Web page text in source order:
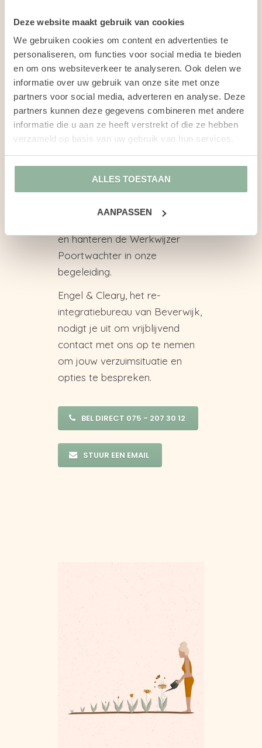
Deze website maakt gebruik van cookies
We gebruiken cookies om content en advertenties te
personaliseren, om functies voor social media te bieden
en om ons websiteverkeer te analyseren. Ook delen we
informatie over uw gebruik van onze site met onze
partners voor social media, adverteren en analyse. Deze
partners kunnen deze gegevens combineren met andere
informatie die u aan ze heeft verstrekt of die ze hebben
verzameld op basis van uw gebruik van hun services.
ALLES TOESTAAN
AANPASSEN
ondersteuning en advies in
de re-integratie, waarin
gezocht wordt naar ander
passend werk in een
andere organisatie.
Spoor 1 en 2 combinatie:
begeleiding, ondersteuning
en advies in de re-
integratiekansen optimaal
worden benut.
Wij handelen altijd volgens de
en hanteren de Werkwijzer
Poortwachter in onze
begeleiding.
Engel & Cleary, het re-
integratiebureau van Beverwijk,
nodigt je uit om vrijblijvend
contact met ons op te nemen
om jouw verzuimsituatie en
opties te bespreken.
BEL DIRECT 075 - 207 30 12
STUUR EEN EMAIL